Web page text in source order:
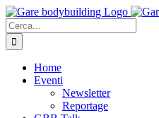
Salta
al
contenuto
Cerca
per:
Home
Eventi
Newsletter
Reportage